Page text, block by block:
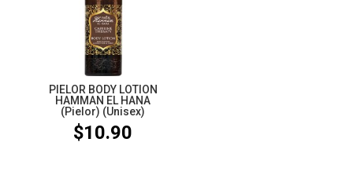
PIELOR BODY LOTION
HAMMAN EL HANA
(Pielor) (Unisex)
$10.90